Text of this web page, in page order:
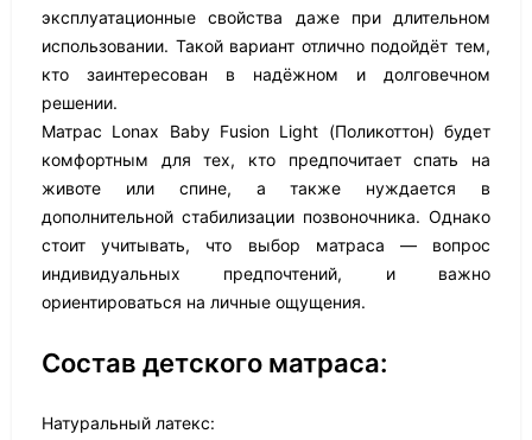
эксплуатационные свойства даже при длительном
использовании. Такой вариант отлично подойдёт тем,
кто заинтересован в надёжном и долговечном
решении.
Матрас Lonax Baby Fusion Light (Поликоттон) будет
комфортным для тех, кто предпочитает спать на
животе или спине, а также нуждается в
дополнительной стабилизации позвоночника. Однако
стоит учитывать, что выбор матраса — вопрос
индивидуальных предпочтений, и важно
ориентироваться на личные ощущения.
Состав детского матраса:
Натуральный латекс: